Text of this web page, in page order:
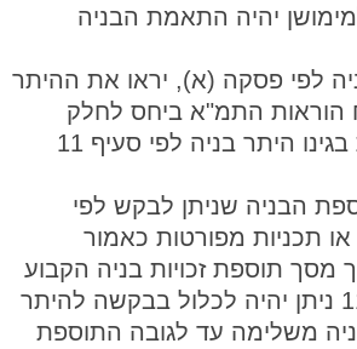
יהיה התאמת הבניה
לפי פסקה (א), יראו את ההיתר
הוראות התמ"א ביחס לחלק
שניתן היה לתת בגינו היתר בניה לפי סעיף 11
הבניה שניתן לבקש לפי
תכניות מפורטות כאמור
מסך תוספת זכויות בניה הקבוע
בסעיף קטן, 11.2 ניתן יהיה לכלול בבקשה להיתר
משלימה עד לגובה התוספת